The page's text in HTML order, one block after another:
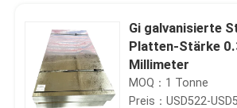
Gi galvanisierte
Platten-Stärke
Millimeter
MOQ：1 Tonne
Preis：USD522-